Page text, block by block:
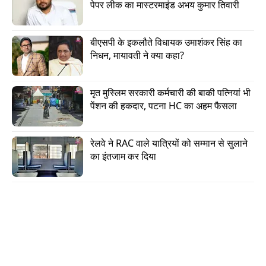
(फोटो: इंडिया टुडे)
करीब चार दिन तक चली सियासी उठापटक के बाद
आखिरकार TVK ने बहुमत का जादुई आंकड़ा जुटा लिया.
इंडिया टुडे कीरिपोर्टके मुताबिक, विजय ने शनिवार, 9 मई
को चौथी बार राज्यपाल से मुलाकात की और 120 विधायकों
के समर्थन वाला पत्र सौंपा. इसके बाद राज्यपाल ने उन्हें
सरकार बनाने का न्यौता दिया. टीवीके प्रमुख विजय को 13
मई तक विधानसभा में अपना बहुमत साबित करना होगा.
पेपर लीक का मास्टरमाइंड अभय कुमार तिवारी
बीएसपी के इकलौते विधायक उमाशंकर सिंह का
निधन, मायावती ने क्या कहा?
मृत मुस्लिम सरकारी कर्मचारी की बाकी पत्नियां भी
पेंशन की हकदार, पटना HC का अहम फैसला
रेलवे ने RAC वाले यात्रियों को सम्मान से सुलाने
का इंतजाम कर दिया